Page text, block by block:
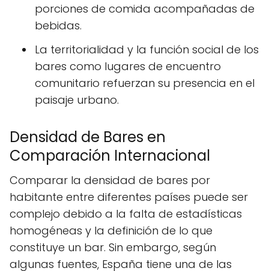
porciones de comida acompañadas de
bebidas.
La territorialidad y la función social de los
bares como lugares de encuentro
comunitario refuerzan su presencia en el
paisaje urbano.
Densidad de Bares en
Comparación Internacional
Comparar la densidad de bares por
habitante entre diferentes países puede ser
complejo debido a la falta de estadísticas
homogéneas y la definición de lo que
constituye un bar. Sin embargo, según
algunas fuentes, España tiene una de las